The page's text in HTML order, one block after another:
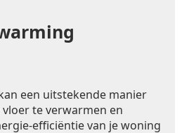
een uitstekende manier
te verwarmen en
efficiëntie van je woning